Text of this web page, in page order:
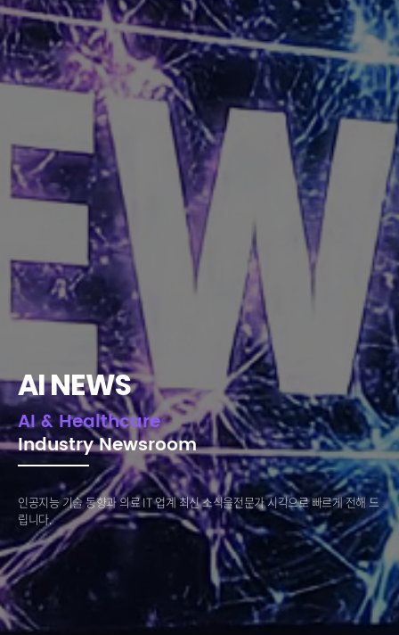
AI NEWS
AI & Healthcare
Industry Newsroom
인공지능 기술 동향과 의료 IT 업계 최신 소식을전문가 시각으로 빠르게 전해 드
립니다.